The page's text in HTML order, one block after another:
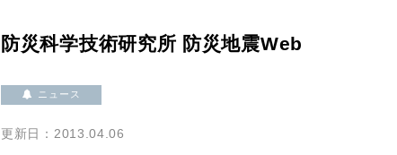
防災科学技術研究所 防災地震Web
ニュース
更新日：2013.04.06